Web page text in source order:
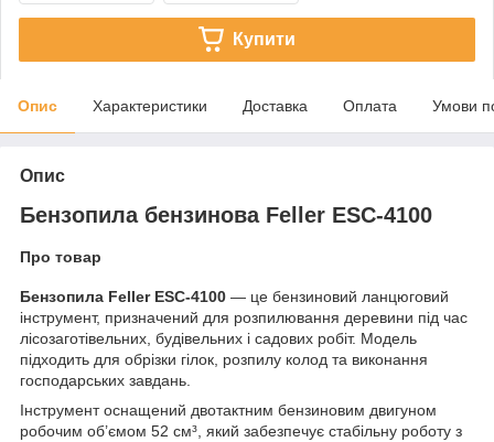
Купити
Опис Характеристики Доставка Оплата Умови
Опис
Бензопила бензинова Feller ESC-4100
Про товар
Бензопила Feller ESC-4100 — це бензиновий ланцюговий
інструмент, призначений для розпилювання деревини під час
лісозаготівельних, будівельних і садових робіт. Модель
підходить для обрізки гілок, розпилу колод та виконання
господарських завдань.
Інструмент оснащений двотактним бензиновим двигуном
робочим об’ємом 52 см³, який забезпечує стабільну роботу з